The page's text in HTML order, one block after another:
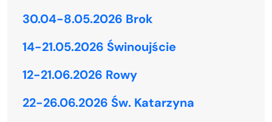
30.04-8.05.2026 Brok
14-21.05.2026 Świnoujście
12-21.06.2026 Rowy
22-26.06.2026 Św. Katarzyna